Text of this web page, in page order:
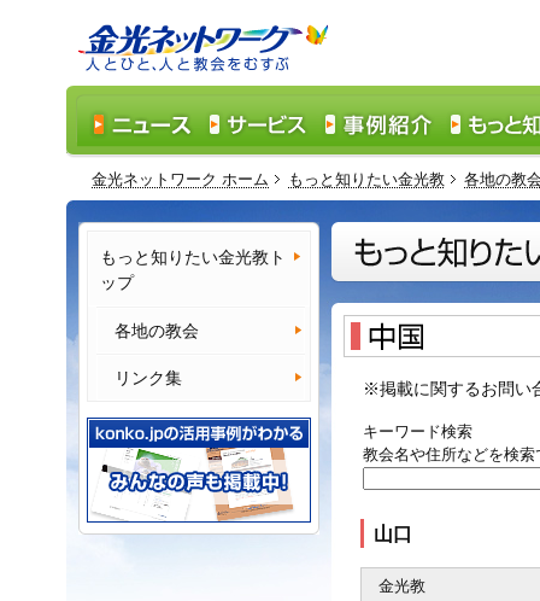
金光ネットワーク ホーム もっと知りたい金光教 各地の教
※掲載に関するお問い
キーワード検索
教会名や住所などを検
山口
金光教
もっと知りたい金光教ト
ップ
各地の教会
リンク集